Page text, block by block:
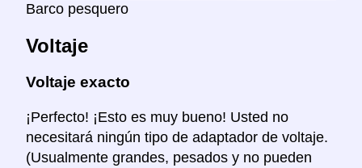
Barco pesquero
Voltaje
Voltaje exacto
¡Perfecto! ¡Esto es muy bueno! Usted no
necesitará ningún tipo de adaptador de voltaje.
(Usualmente grandes, pesados y no pueden